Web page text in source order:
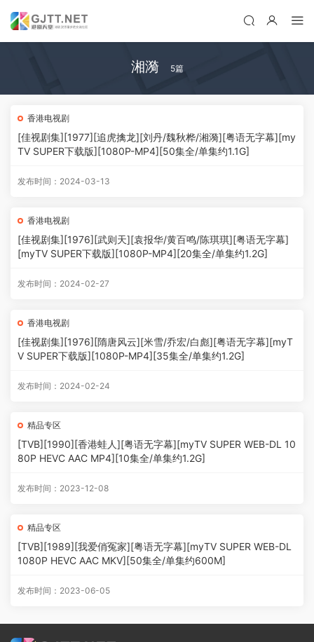
湘漪 5篇
香港电视剧
[佳视剧集][1977][追虎擒龙][刘丹/魏秋桦/湘漪][粤语无字幕][my
TV SUPER下载版][1080P-MP4][50集全/单集约1.1G]
发布时间：2024-03-13
香港电视剧
[佳视剧集][1976][武则天][袁报华/黄百鸣/陈琪琪][粤语无字幕]
[myTV SUPER下载版][1080P-MP4][20集全/单集约1.2G]
发布时间：2024-02-27
香港电视剧
[佳视剧集][1976][隋唐风云][米雪/乔宏/白彪][粤语无字幕][myT
V SUPER下载版][1080P-MP4][35集全/单集约1.2G]
发布时间：2024-02-24
精品专区
[TVB][1990][香港蛙人][粤语无字幕][myTV SUPER WEB-DL 10
80P HEVC AAC MP4][10集全/单集约1.2G]
发布时间：2023-12-08
精品专区
[TVB][1989][我爱俏冤家][粤语无字幕][myTV SUPER WEB-DL
1080P HEVC AAC MKV][50集全/单集约600M]
发布时间：2023-06-05